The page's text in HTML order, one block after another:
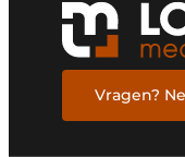
Vragen?